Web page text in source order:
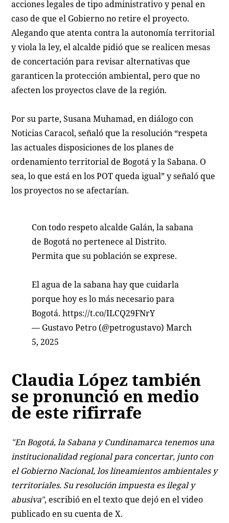
acciones legales de tipo administrativo y penal en
caso de que el Gobierno no retire el proyecto.
Alegando que atenta contra la autonomía territorial
y viola la ley, el alcalde pidió que se realicen mesas
de concertación para revisar alternativas que
garanticen la protección ambiental, pero que no
afecten los proyectos clave de la región.
Por su parte, Susana Muhamad, en diálogo con
Noticias Caracol, señaló que la resolución “respeta
las actuales disposiciones de los planes de
ordenamiento territorial de Bogotá y la Sabana. O
sea, lo que está en los POT queda igual” y señaló que
los proyectos no se afectarían.
Con todo respeto alcalde Galán, la sabana
de Bogotá no pertenece al Distrito.
Permita que su población se exprese.
El agua de la sabana hay que cuidarla
porque hoy es lo más necesario para
Bogotá.https://t.co/ILCQ29FNrY
— Gustavo Petro (@petrogustavo)March
5, 2025
Claudia López también
se pronunció en medio
de este rifirrafe
"En Bogotá, la Sabana y Cundinamarca tenemos una
institucionalidad regional para concertar, junto con
el Gobierno Nacional, los lineamientos ambientales y
territoriales. Su resolución impuesta es ilegal y
abusiva", escribió en el texto que dejó en el video
publicado en su cuenta de X.